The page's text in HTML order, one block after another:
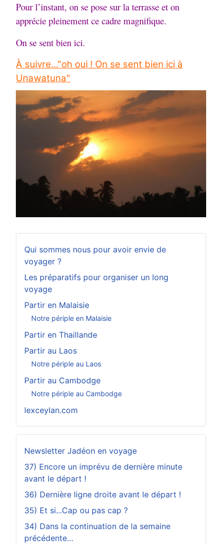
Pour l’instant, on se pose sur la terrasse et on
apprécie pleinement ce cadre magnifique.
On se sent bien ici.
À suivre..."oh oui ! On se sent bien ici à
Unawatuna"
Qui sommes nous pour avoir envie de
voyager ?
Les préparatifs pour organiser un long
voyage
Partir en Malaisie
Notre périple en Malaisie
Partir en Thaillande
Partir au Laos
Notre périple au Laos
Partir au Cambodge
Notre périple au Cambodge
lexceylan.com
Newsletter Jadéon en voyage
37) Encore un imprévu de dernière minute
avant le départ !
36) Dernière ligne droite avant le départ !
35) Et si...Cap ou pas cap ?
34) Dans la continuation de la semaine
précédente…